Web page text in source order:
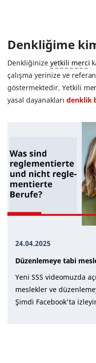
Denkliğime
Denkliğinize yetkili merci
çalışma yerinize ve
göstermektedir. Yetkili
yasal dayanakları denklik
24.04.2025
Düzenlemeye tabi
Yeni SSS videomuzda
meslekler ve
Şimdi Facebook'ta